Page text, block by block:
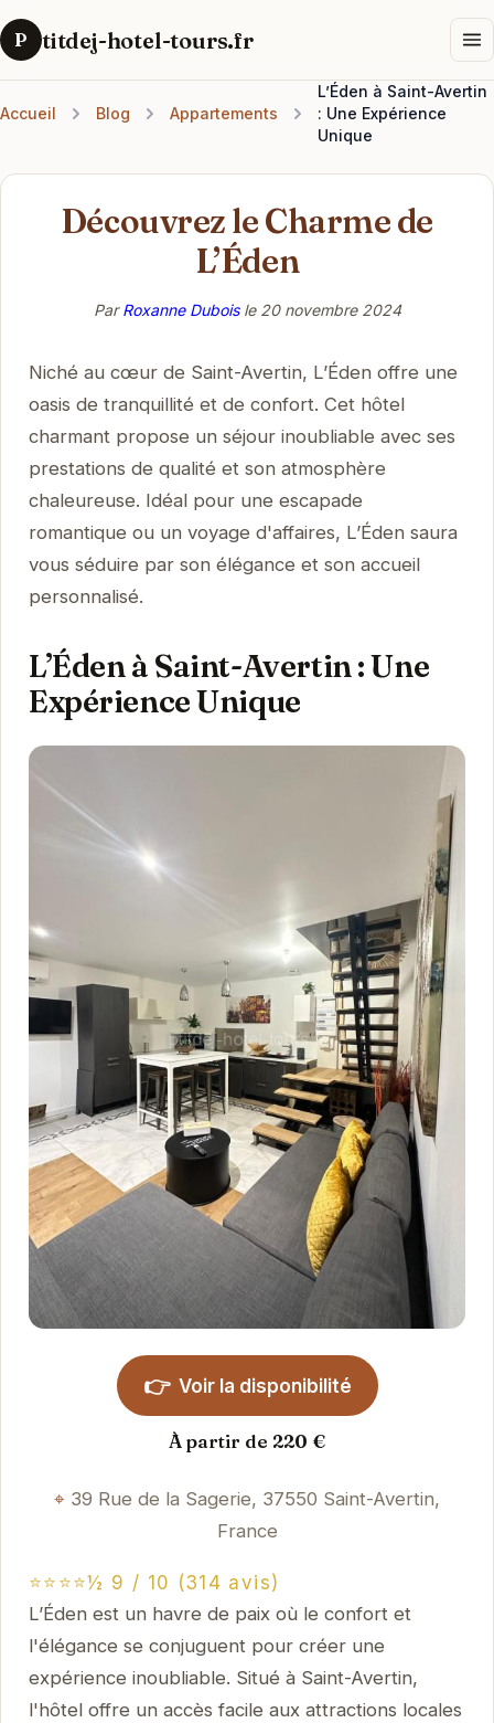
P titdej-hotel-tours.fr
Accueil Blog Appartements
L’Éden à Saint-Avertin
: Une Expérience
Unique
Découvrez le Charme de
L’Éden
ParRoxanne Duboisle 20 novembre 2024
Niché au cœur de Saint-Avertin, L’Éden offre une
oasis de tranquillité et de confort. Cet hôtel
charmant propose un séjour inoubliable avec ses
prestations de qualité et son atmosphère
chaleureuse. Idéal pour une escapade
romantique ou un voyage d'affaires, L’Éden saura
vous séduire par son élégance et son accueil
personnalisé.
L’Éden à Saint-Avertin : Une
Expérience Unique
👉 Voir la disponibilité
À partir de 220 €
39 Rue de la Sagerie, 37550 Saint-Avertin,
France
⭐⭐⭐⭐½ 9 / 10 (314 avis)
L’Éden est un havre de paix où le confort et
l'élégance se conjuguent pour créer une
expérience inoubliable. Situé à Saint-Avertin,
l'hôtel offre un accès facile aux attractions locales